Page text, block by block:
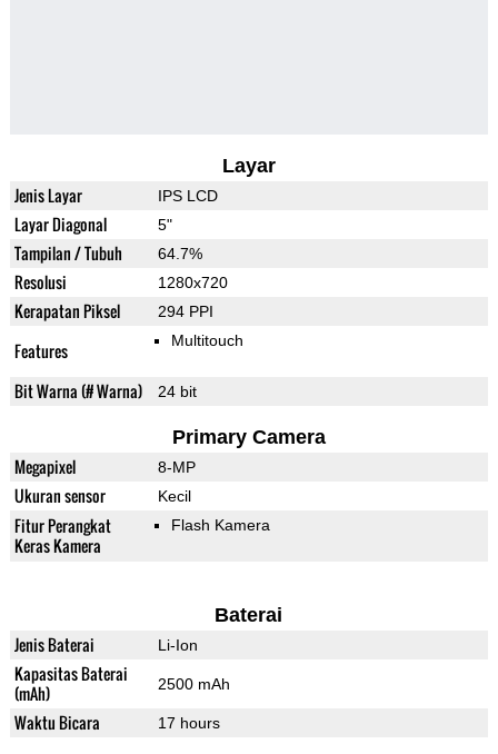
Layar
Jenis Layar IPS LCD
Layar Diagonal 5"
Tampilan / Tubuh 64.7%
Resolusi 1280x720
Kerapatan Piksel 294 PPI
Features Multitouch
Bit Warna (# Warna) 24 bit
Primary Camera
Megapixel 8-MP
Ukuran sensor Kecil
Fitur Perangkat
Keras Kamera
Flash Kamera
Baterai
Jenis Baterai Li-Ion
Kapasitas Baterai
(mAh)
2500 mAh
Waktu Bicara 17 hours